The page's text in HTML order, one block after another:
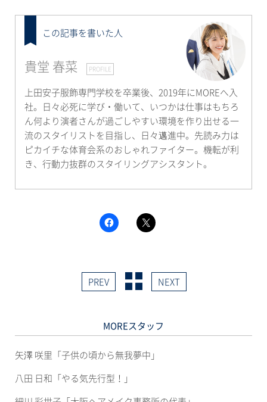
この記事を書いた人
貴堂 春菜 PROFILE
上田安子服飾専門学校を卒業後、2019年にMOREへ入
社。日々必死に学び・働いて、いつかは仕事はもちろ
ん何より演者さんが過ごしやすい環境を作り出せる一
流のスタイリストを目指し、日々邁進中。先読み力は
ピカイチな体育会系のおしゃれファイター。機転が利
き、行動力抜群のスタイリングアシスタント。
F
a
k
共
に
は
ク
ッ
ク
て
く
さ
ク
リ
で
共
有
ウ
ィ
ン
ウ
で
PREV NEXT
MOREスタッフ
矢澤 咲里「子供の頃から無我夢中」
八田 日和「やる気先行型！」